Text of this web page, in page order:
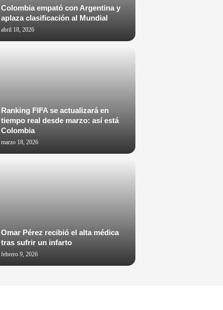
Colombia empató con Argentina y
aplaza clasificación al Mundial
abril 18, 2026
Ranking FIFA se actualizará en
tiempo real desde marzo: así está
Colombia
marzo 18, 2026
Omar Pérez recibió el alta médica
tras sufrir un infarto
febrero 9, 2026